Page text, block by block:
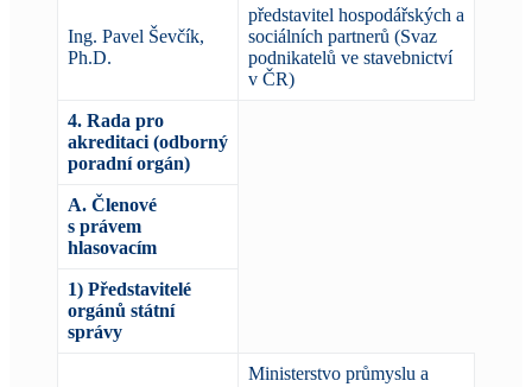
Ing. Pavel Ševčík,
Ph.D.
představitel hospodářských a
sociálních partnerů (Svaz
podnikatelů ve stavebnictví
v ČR)
4. Rada pro
akreditaci (odborný
poradní orgán)
A. Členové
s právem
hlasovacím
1) Představitelé
orgánů státní
správy
Ministerstvo průmyslu a